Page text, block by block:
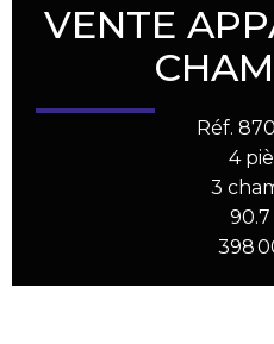
VENTE
Réf.
4
3
90.7
398